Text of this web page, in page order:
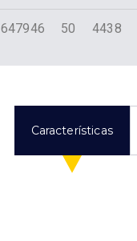
647946 50 4438
Características